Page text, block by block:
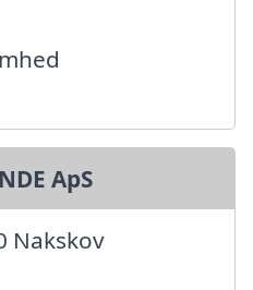
ApS
Nakskov